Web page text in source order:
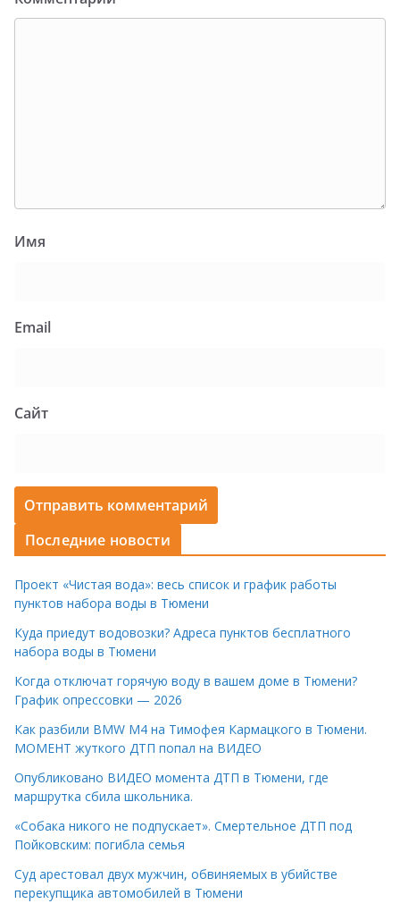
Имя
Email
Сайт
Последние новости
Проект «Чистая вода»: весь список и график работы
пунктов набора воды в Тюмени
Куда приедут водовозки? Адреса пунктов бесплатного
набора воды в Тюмени
Когда отключат горячую воду в вашем доме в Тюмени?
График опрессовки — 2026
Как разбили BMW M4 на Тимофея Кармацкого в Тюмени.
МОМЕНТ жуткого ДТП попал на ВИДЕО
Опубликовано ВИДЕО момента ДТП в Тюмени, где
маршрутка сбила школьника.
«Собака никого не подпускает». Смертельное ДТП под
Пойковским: погибла семья
Суд арестовал двух мужчин, обвиняемых в убийстве
перекупщика автомобилей в Тюмени